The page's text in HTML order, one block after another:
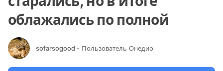
облажались по полной
sofarsogood - Пользователь Онедио